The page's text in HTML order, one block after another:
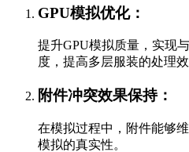
GPU模拟优化：
提升GPU模拟质量，实
度，提高多层服装的处理效率
附件冲突效果保持：
在模拟过程中，附件能
模拟的真实性。